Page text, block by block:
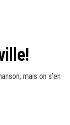
mais on s’en